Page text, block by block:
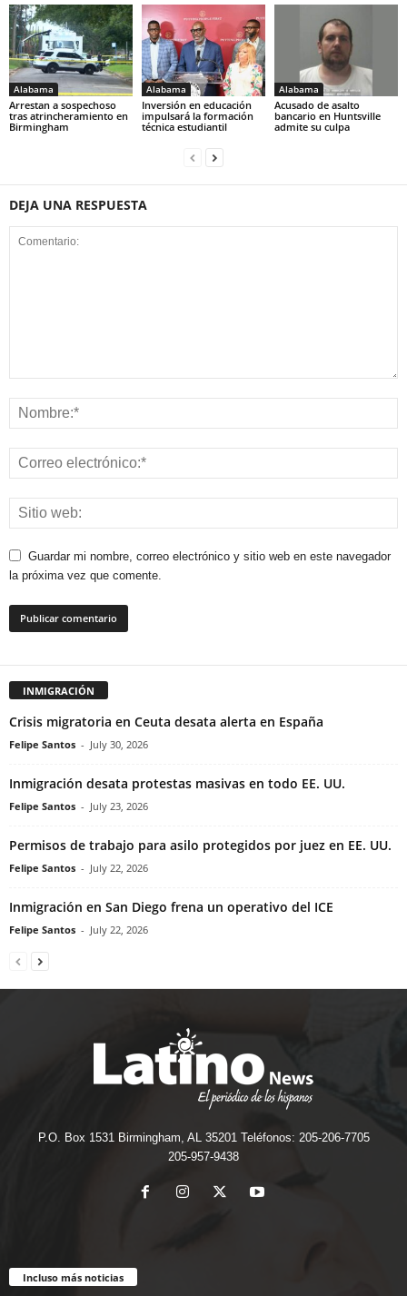
Alabama
Arrestan a sospechoso
tras atrincheramiento en
Birmingham
Alabama
Inversión en educación
impulsará la formación
técnica estudiantil
Alabama
Acusado de asalto
bancario en Huntsville
admite su culpa
DEJA UNA RESPUESTA
Guardar mi nombre, correo electrónico y sitio web en este navegador
la próxima vez que comente.
INMIGRACIÓN
Crisis migratoria en Ceuta desata alerta en España
Felipe Santos - July 30, 2026
Inmigración desata protestas masivas en todo EE. UU.
Felipe Santos - July 23, 2026
Permisos de trabajo para asilo protegidos por juez en EE. UU.
Felipe Santos - July 22, 2026
Inmigración en San Diego frena un operativo del ICE
Felipe Santos - July 22, 2026
P.O. Box 1531 Birmingham, AL 35201 Teléfonos: 205-206-7705
205-957-9438
Incluso más noticias